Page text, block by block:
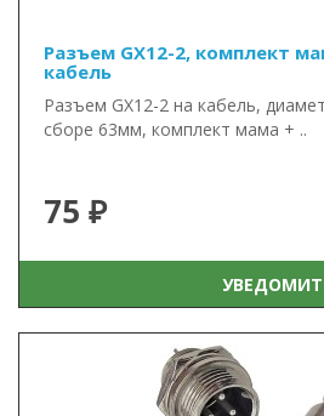
Разъем GX12-2, комплект
кабель
Разъем GX12-2 на кабель,
сборе 63мм, комплект мама + ..
75 ₽